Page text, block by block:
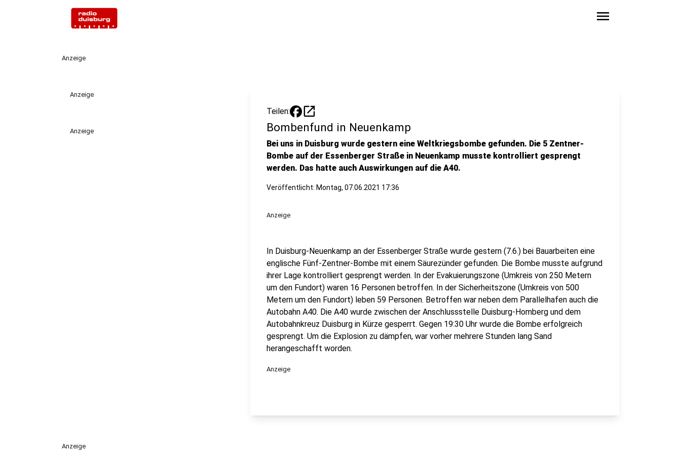
menu
Anzeige
Anzeige
Anzeige
Teilen: open_in_new
Bombenfund in Neuenkamp
Bei uns in Duisburg wurde gestern eine Weltkriegsbombe gefunden. Die 5 Zentner-
Bombe auf der Essenberger Straße in Neuenkamp musste kontrolliert gesprengt
werden. Das hatte auch Auswirkungen auf die A40.
Veröffentlicht: Montag, 07.06.2021 17:36
Anzeige
In Duisburg-Neuenkamp an der Essenberger Straße wurde gestern (7.6.) bei Bauarbeiten eine
englische Fünf-Zentner-Bombe mit einem Säurezünder gefunden. Die Bombe musste aufgrund
ihrer Lage kontrolliert gesprengt werden. In der Evakuierungszone (Umkreis von 250 Metern
um den Fundort) waren 16 Personen betroffen. In der Sicherheitszone (Umkreis von 500
Metern um den Fundort) leben 59 Personen. Betroffen war neben dem Parallelhafen auch die
Autobahn A40. Die A40 wurde zwischen der Anschlussstelle Duisburg-Homberg und dem
Autobahnkreuz Duisburg in Kürze gesperrt. Gegen 19:30 Uhr wurde die Bombe erfolgreich
gesprengt. Um die Explosion zu dämpfen, war vorher mehrere Stunden lang Sand
herangeschafft worden.
Anzeige
Anzeige